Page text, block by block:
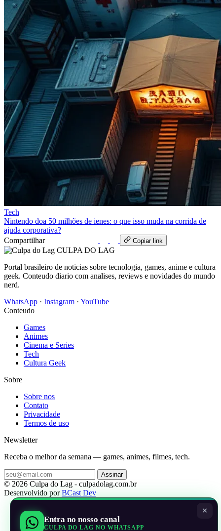
Tech
Nintendo doa 50 milhões de ienes: o que isso muda na corrida de
ajuda corporativa?
Compartilhar
Copiar link
CULPA DO LAG
Portal brasileiro de noticias sobre tecnologia, games, anime e cultura
geek. Conteudo diario com analises, reviews e novidades do mundo
nerd.
WhatsApp · Instagram · YouTube
Conteudo
Games
Animes
Cinema e Series
Tech
Cultura Geek
Sobre
Sobre nos
Contato
Privacidade
Termos de uso
Newsletter
Receba o melhor da semana — games, animes, filmes, tech.
Assinar
© 2026 Culpa do Lag - culpadolag.com.br
Desenvolvido porBCast Dev
×
Entra no nosso canal
CULPA DO LAG NO WHATSAPP